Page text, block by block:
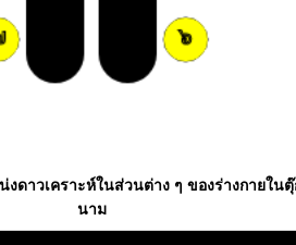
ดาวเคราะห์ในส่วนต่าง ๆ ของร่างกายใน
นาม